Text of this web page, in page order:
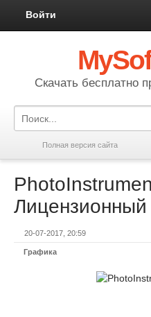
Войти
Скачать бесплатно
Полная версия сайта
Лицензионный
20-07-2017, 20:59
Графика